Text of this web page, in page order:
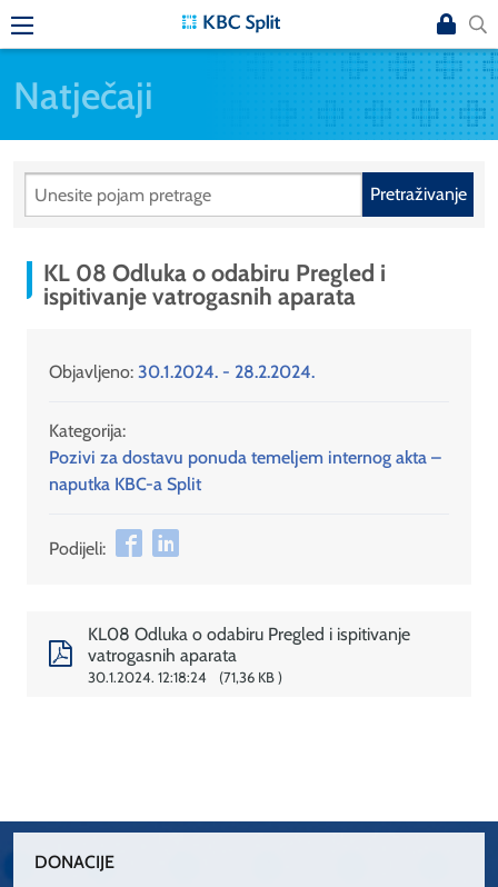
Natječaji
Pretraživanje
KL 08 Odluka o odabiru Pregled i
ispitivanje vatrogasnih aparata
Objavljeno: 30.1.2024. - 28.2.2024.
Kategorija:
Pozivi za dostavu ponuda temeljem internog akta –
naputka KBC-a Split
Podijeli:
KL08 Odluka o odabiru Pregled i ispitivanje
vatrogasnih aparata
30.1.2024. 12:18:24 71,36 KB
DONACIJE